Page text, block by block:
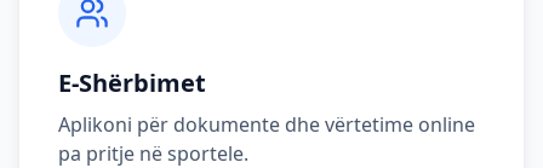
E-Shërbimet
Aplikoni për dokumente dhe vërtetime online
pa pritje në sportele.